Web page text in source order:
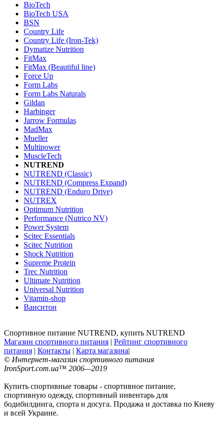
BioTech
BioTech USA
BSN
Country Life
Country Life (Iron-Tek)
Dymatize Nutrition
FitMax
FitMax (Beautiful line)
Force Up
Form Labs
Form Labs Naturals
Gildan
Harbinger
Jarrow Formulas
MadMax
Mueller
Multipower
MuscleTech
NUTREND
NUTREND (Classic)
NUTREND (Compress Expand)
NUTREND (Enduro Drive)
NUTREX
Optimum Nutrition
Performance (Nutrico NV)
Power System
Scitec Essentials
Scitec Nutrition
Shock Nutrition
Supreme Protein
Trec Nutrition
Ultimate Nutrition
Universal Nutrition
Vitamin-shop
Ванситон
Спортивное питание NUTREND, купить NUTREND
Магазин спортивного питания | Рейтинг спортивного
питания | Контакты | Карта магазина|
© Интернет-магазин спортивного питания
IronSport.com.ua™ 2006—2019
Купить спортивные товары - спортивное питание,
спортивную одежду, спортивный инвентарь для
бодибилдинга, спорта и досуга. Продажа и доставка по Киеву
и всей Украине.